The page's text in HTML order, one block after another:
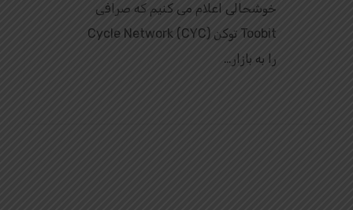
خوشحالی اعلام می‌ کنیم که صرافی
Toobit توکن Cycle Network (CYC)
را به بازار…